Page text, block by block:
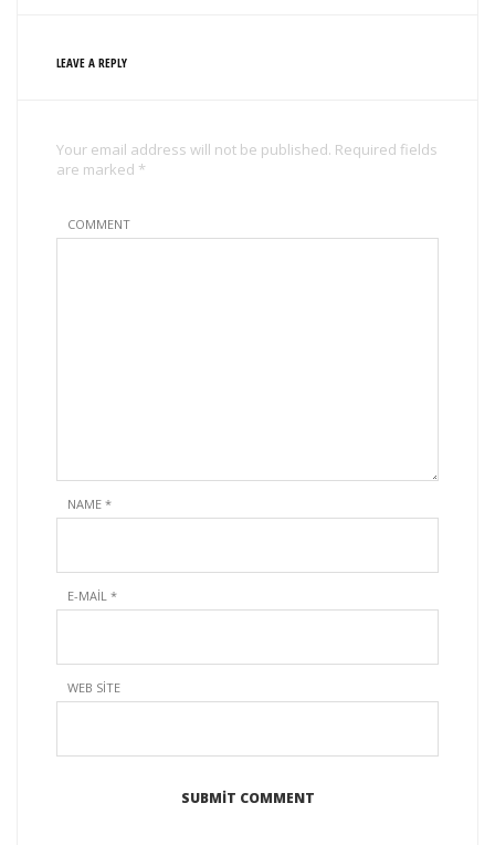
LEAVE A REPLY
Your email address will not be published. Required fields
are marked *
COMMENT
NAME *
E-MAIL *
WEB SITE